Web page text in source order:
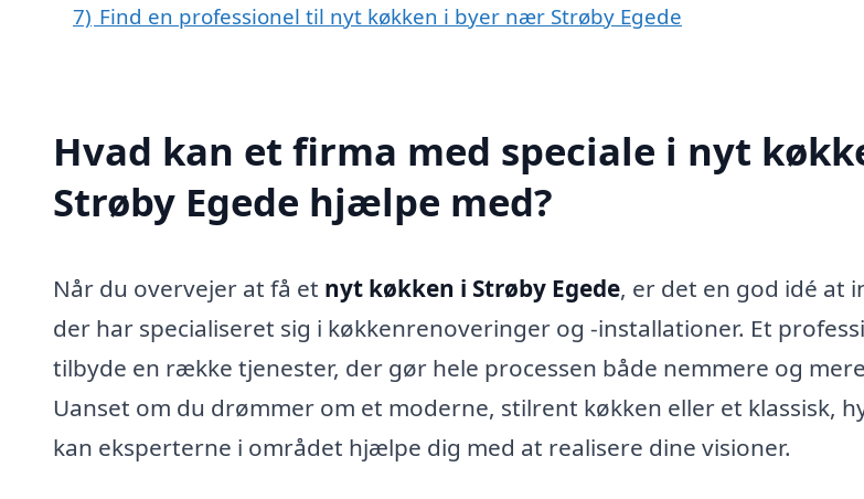
7) Find en professionel til nyt køkken i byer nær Strøby Egede
Hvad kan et firma med speciale i nyt
Strøby Egede hjælpe med?
Når du overvejer at få et nyt køkken i Strøby Egede, er det en god idé at
der har specialiseret sig i køkkenrenoveringer og -installationer. Et
tilbyde en række tjenester, der gør hele processen både nemmere og
Uanset om du drømmer om et moderne, stilrent køkken eller et klassisk,
kan eksperterne i området hjælpe dig med at realisere dine visioner.